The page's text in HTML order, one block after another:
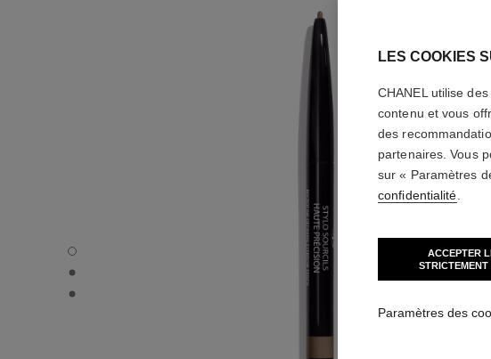
STYLO SOURCILS HAUTE PRÉCISION - Vue par défaut
STYLO SOURCILS HAUTE PRÉCISION - Vue alternative 1
STYLO SOURCILS HAUTE PRÉCISION - Vue basique texture
LES COOKIES
CHANEL utilise
contenu et vous
des
partenaires. Vous
sur « Paramètres
confidentialité
ACCEPTER
STRICTEMENT
Paramètres des